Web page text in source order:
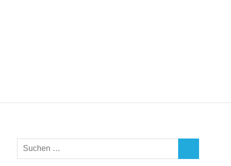
Suchen